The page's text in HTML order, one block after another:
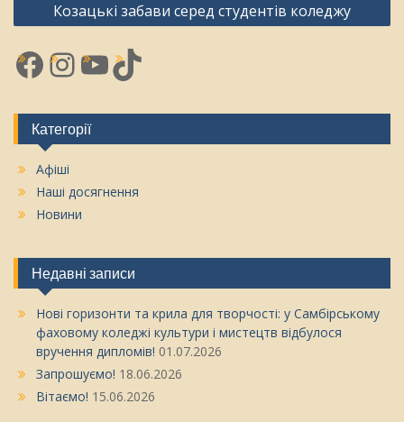
Козацькі забави серед студентів коледжу
Facebook
Instagram
YouTube
TikTok
Категорії
Афіші
Наші досягнення
Новини
Недавні записи
Нові горизонти та крила для творчості: у Самбірському
фаховому коледжі культури і мистецтв відбулося
вручення дипломів! 01.07.2026
Запрошуємо! 18.06.2026
Вітаємо! 15.06.2026